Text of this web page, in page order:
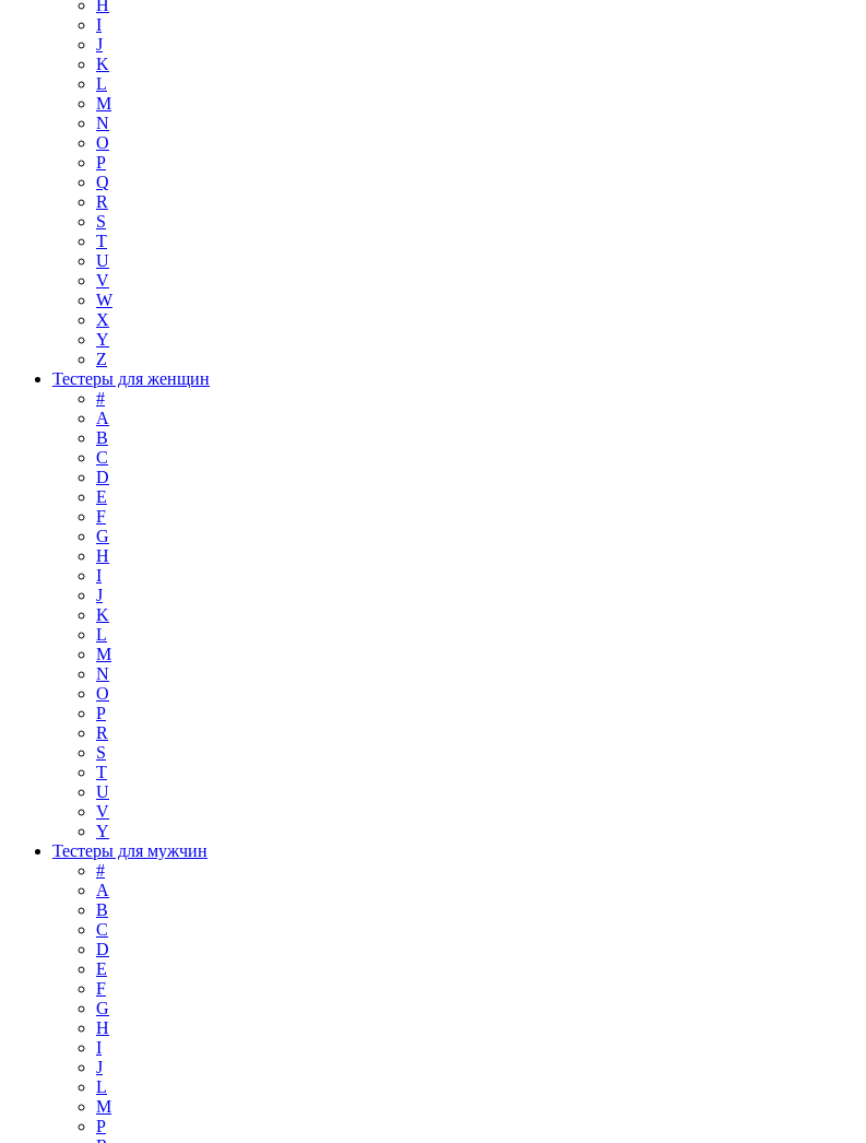
H
I
J
K
L
M
N
O
P
Q
R
S
T
U
V
W
X
Y
Z
Тестеры для женщин
#
A
B
C
D
E
F
G
H
I
J
K
L
M
N
O
P
R
S
T
U
V
Y
Тестеры для мужчин
#
A
B
C
D
E
F
G
H
I
J
L
M
P